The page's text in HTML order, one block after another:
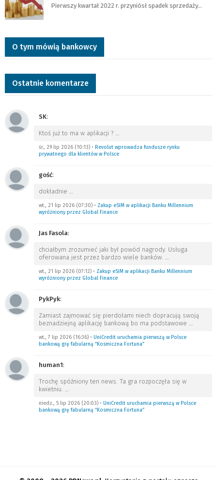
Pierwszy kwartał 2022 r. przyniósł spadek sprzedaży…
O tym mówią bankowcy
Ostatnie komentarze
SK:
Ktoś już to ma w aplikacji ? …
śr., 29 lip 2026 (10:13) • Revolut wprowadza fundusze rynku
prywatnego dla klientów w Polsce
gość:
dokładnie …
wt., 21 lip 2026 (07:30) • Zakup eSIM w aplikacji Banku Millennium
wyróżniony przez Global Finance
Jas Fasola:
chciałbym zrozumieć jaki był powód nagrody. Usługa
oferowana jest przez bardzo wiele banków. …
wt., 21 lip 2026 (07:12) • Zakup eSIM w aplikacji Banku Millennium
wyróżniony przez Global Finance
PykPyk:
Zamiast zajmować się pierdołami niech dopracują swoją
beznadziejną aplikację bankową bo ma podstawowe …
wt., 7 lip 2026 (16:36) • UniCredit uruchamia pierwszą w Polsce
bankową grę fabularną “Kosmiczna Fortuna”
human1:
Trochę spóźniony ten news. Ta gra rozpoczęła się w
kwietniu. …
niedz., 5 lip 2026 (20:03) • UniCredit uruchamia pierwszą w Polsce
bankową grę fabularną “Kosmiczna Fortuna”